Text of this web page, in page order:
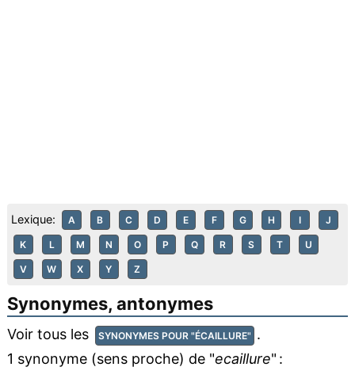
Lexique: A B C D E F G H I J
K L M N O P Q R S T U
V W X Y Z
Synonymes, antonymes
Voir tous les SYNONYMES POUR "ÉCAILLURE" .
1 synonyme (sens proche) de "ecaillure" :